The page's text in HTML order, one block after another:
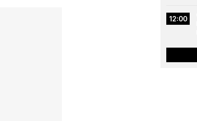
12:00